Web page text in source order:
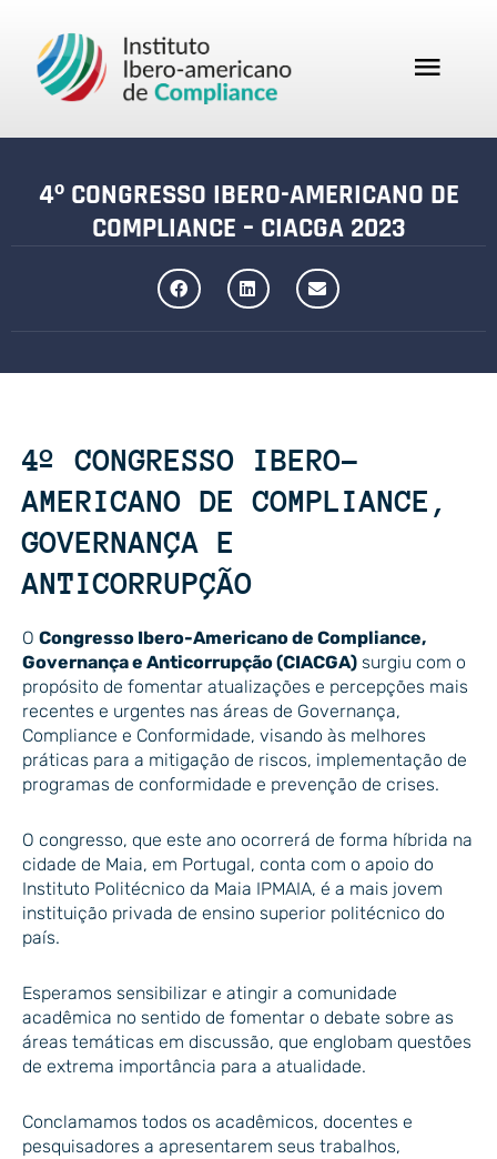
4º CONGRESSO IBERO-AMERICANO DE
COMPLIANCE – CIACGA 2023
4º CONGRESSO IBERO-
AMERICANO DE COMPLIANCE,
GOVERNANÇA E
ANTICORRUPÇÃO
O Congresso Ibero-Americano de Compliance,
Governança e Anticorrupção (CIACGA) surgiu com o
propósito de fomentar atualizações e percepções mais
recentes e urgentes nas áreas de Governança,
Compliance e Conformidade, visando às melhores
práticas para a mitigação de riscos, implementação de
programas de conformidade e prevenção de crises.
O congresso, que este ano ocorrerá de forma híbrida na
cidade de Maia, em Portugal, conta com o apoio do
Instituto Politécnico da Maia IPMAIA, é a mais jovem
instituição privada de ensino superior politécnico do
país.
Esperamos sensibilizar e atingir a comunidade
acadêmica no sentido de fomentar o debate sobre as
áreas temáticas em discussão, que englobam questões
de extrema importância para a atualidade.
Conclamamos todos os acadêmicos, docentes e
pesquisadores a apresentarem seus trabalhos,